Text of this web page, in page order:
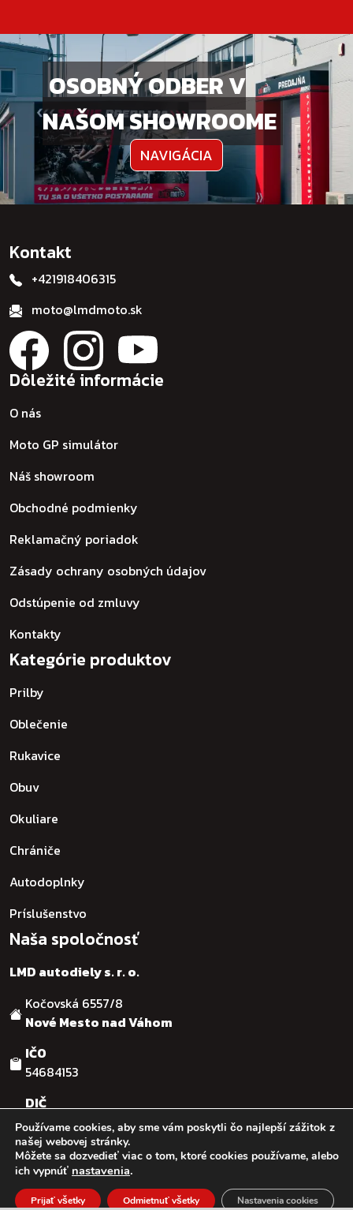
OSOBNÝ ODBER V
NAŠOM SHOWROOME
NAVIGÁCIA
Kontakt
+421918406315
moto@lmdmoto.sk
Dôležité informácie
O nás
Moto GP simulátor
Náš showroom
Obchodné podmienky
Reklamačný poriadok
Zásady ochrany osobných údajov
Odstúpenie od zmluvy
Kontakty
Kategórie produktov
Prilby
Oblečenie
Rukavice
Obuv
Okuliare
Chrániče
Autodoplnky
Príslušenstvo
Naša spoločnosť
LMD autodiely s. r. o.
Kočovská 6557/8
Nové Mesto nad Váhom
IČO
54684153
DIČ
SK2121755482
© :: 2026:: LMD autodiely s.r.o. :: Design & code by:Ľuboš
Kaššovic - RGFcreative
Používame cookies, aby sme vám poskytli čo najlepší zážitok z
našej webovej stránky.
Môžete sa dozvedieť viac o tom, ktoré cookies používame, alebo
ich vypnúť nastavenia.
Prijať všetky Odmietnuť všetky Nastavenia cookies